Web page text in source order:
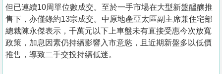
關
於
我
們
但已連續10周單位數成交。至於一手市場在大型新盤醞釀推
售下，亦僅錄約13宗成交。中原地產亞太區副主席兼住宅部
總裁陳永傑表示，千萬元以下上車盤未有直接受惠今次放寬
政策，加息因素仍持續影響入市意慾，且近期新盤多以低價
推售，導致二手交投持續低迷。